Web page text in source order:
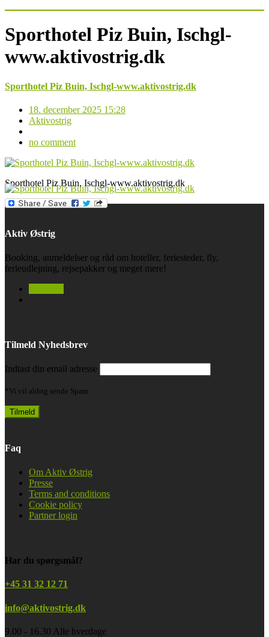
Sporthotel Piz Buin, Ischgl-
www.aktivostrig.dk
Sporthotel Piz Buin, Ischgl-www.aktivostrig.dk
18. december 2025 15:28
Aktivostrig
no comment
Sporthotel Piz Buin, Ischgl-www.aktivostrig.dk
Aktiv Østrig
Booking, anmeldelser og råd om hoteller, feriesteder, fly,
ferieudlejning, rejsepakker og meget mere!
Tilmeld Nyhedsbrev
Indtast din email adresse
*Vi vil aldrig sende Spam
Faq
Om Aktiv Østrig
Presse
Terms and conditions
Cookie policy
Partner login
Har du spørgsmål?
+45 31 32 12 71
info@aktivostrig.dk
9.00 - 16.30 Alle hverdage